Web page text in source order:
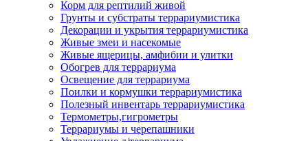
Корм для рептилий живой
Грунты и субстраты террариумистика
Декорации и укрытия террариумистика
Живые змеи и насекомые
Живые ящерицы, амфибии и улитки
Обогрев для террариума
Освещение для террариума
Поилки и кормушки террариумистика
Полезный инвентарь террариумистика
Термометры,гигрометры
Террариумы и черепашники